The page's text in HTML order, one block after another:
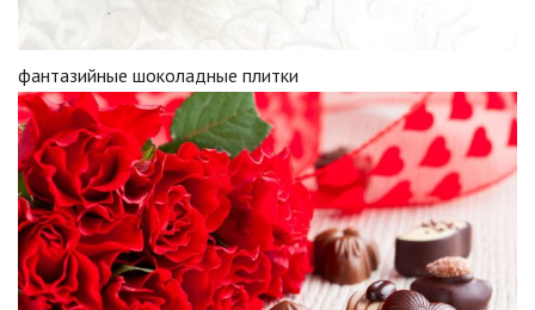
фантазийные шоколадные плитки